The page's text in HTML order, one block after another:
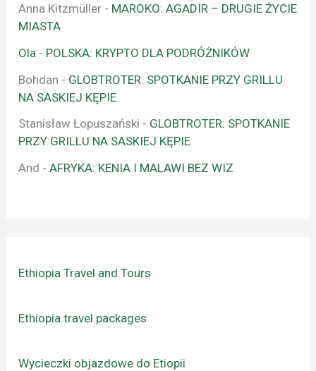
Anna Kitzmüller - MAROKO: AGADIR – DRUGIE ŻYCIE
MIASTA
Ola - POLSKA: KRYPTO DLA PODRÓŻNIKÓW
Bohdan - GLOBTROTER: SPOTKANIE PRZY GRILLU
NA SASKIEJ KĘPIE
Stanisław Łopuszański - GLOBTROTER: SPOTKANIE
PRZY GRILLU NA SASKIEJ KĘPIE
And -AFRYKA: KENIA I MALAWI BEZ WIZ
Ethiopia Travel and Tours
Ethiopia travel packages
Wycieczki objazdowe do Etiopii